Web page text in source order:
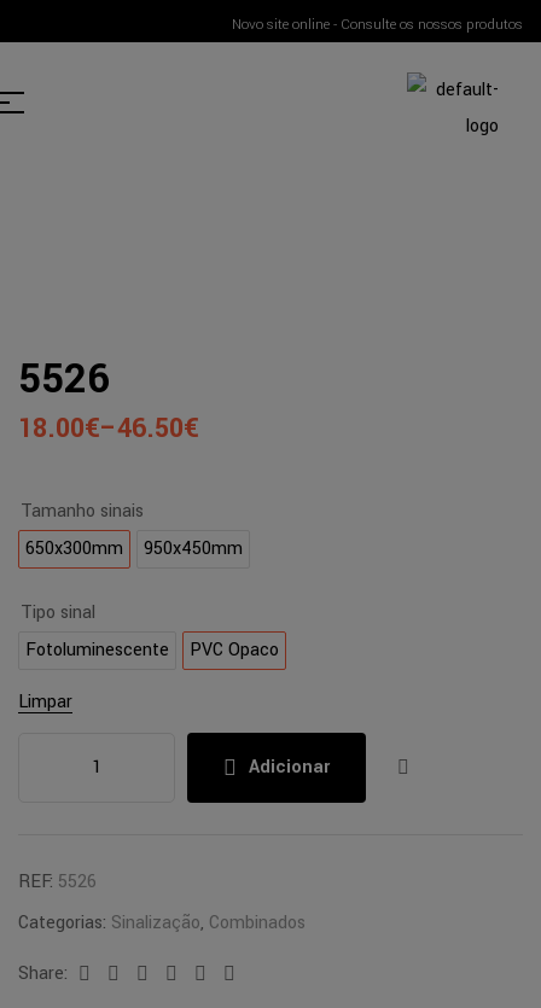
Novo site online - Consulte os nossos produtos
5526
18.00€–46.50€
Tamanho sinais
650x300mm
950x450mm
Tipo sinal
Fotoluminescente
PVC Opaco
Limpar
Adicionar
REF: 5526
Categorias: Sinalização, Combinados
Share:
Facebook
TwitterLinkedinGoogle+Pinterest